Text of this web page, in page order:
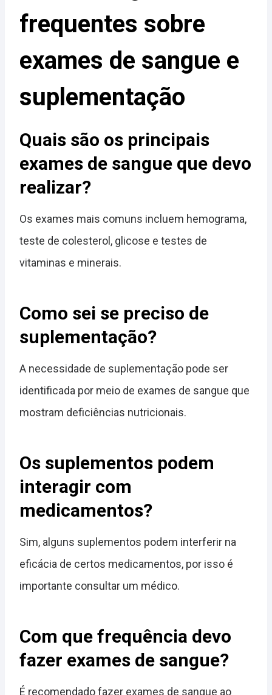
frequentes sobre
exames de sangue e
suplementação
Quais são os principais
exames de sangue que devo
realizar?
Os exames mais comuns incluem hemograma,
teste de colesterol, glicose e testes de
vitaminas e minerais.
Como sei se preciso de
suplementação?
A necessidade de suplementação pode ser
identificada por meio de exames de sangue que
mostram deficiências nutricionais.
Os suplementos podem
interagir com
medicamentos?
Sim, alguns suplementos podem interferir na
eficácia de certos medicamentos, por isso é
importante consultar um médico.
Com que frequência devo
fazer exames de sangue?
É recomendado fazer exames de sangue ao